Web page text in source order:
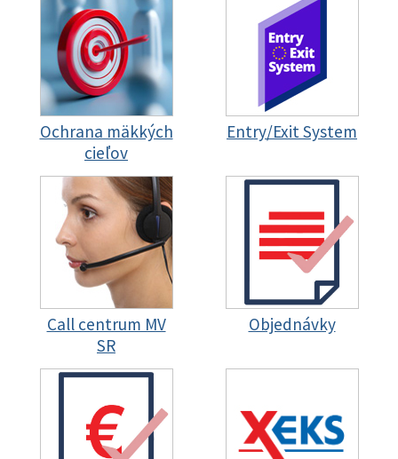
Ochrana mäkkých
cieľov
Entry/Exit System
Call centrum MV
SR
Objednávky